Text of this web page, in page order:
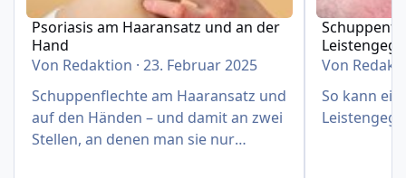
Psoriasis am Haaransatz und an der
Hand
Von Redaktion ·23. Februar 2025
Schuppenflechte am Haaransatz und
auf den Händen – und damit an zwei
Stellen, an denen man sie nur
Von
So kann